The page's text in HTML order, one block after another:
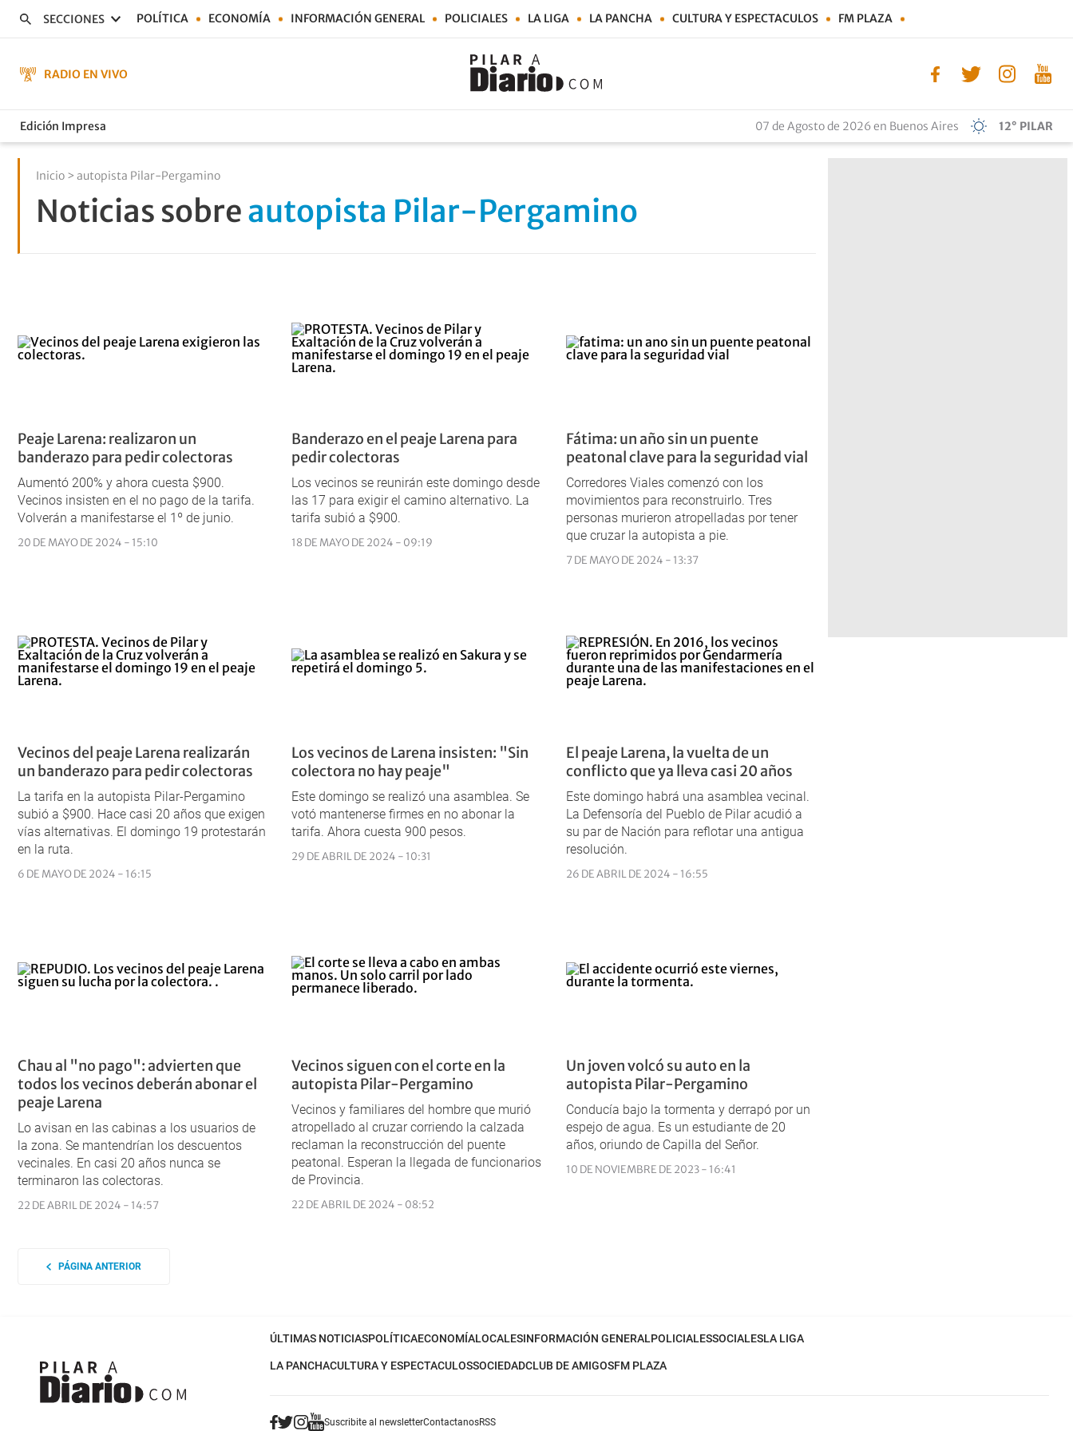
SECCIONES POLÍTICA ECONOMÍA INFORMACIÓN GENERAL POLICIALES LA LIGA LA PANCHA CULTURA Y ESPECTACULOS FM PLAZA
RADIO EN VIVO
Edición Impresa 07 de Agosto de 2026 en Buenos Aires 12° PILAR
Inicio > autopista Pilar-Pergamino
Noticias sobreautopista Pilar-Pergamino
Peaje Larena: realizaron un
banderazo para pedir colectoras
Aumentó 200% y ahora cuesta $900.
Vecinos insisten en el no pago de la tarifa.
Volverán a manifestarse el 1º de junio.
20 DE MAYO DE 2024 - 15:10
Banderazo en el peaje Larena para
pedir colectoras
Los vecinos se reunirán este domingo desde
las 17 para exigir el camino alternativo. La
tarifa subió a $900.
18 DE MAYO DE 2024 - 09:19
Fátima: un año sin un puente
peatonal clave para la seguridad vial
Corredores Viales comenzó con los
movimientos para reconstruirlo. Tres
personas murieron atropelladas por tener
que cruzar la autopista a pie.
7 DE MAYO DE 2024 - 13:37
Vecinos del peaje Larena realizarán
un banderazo para pedir colectoras
La tarifa en la autopista Pilar-Pergamino
subió a $900. Hace casi 20 años que exigen
vías alternativas. El domingo 19 protestarán
en la ruta.
6 DE MAYO DE 2024 - 16:15
Los vecinos de Larena insisten: "Sin
colectora no hay peaje"
Este domingo se realizó una asamblea. Se
votó mantenerse firmes en no abonar la
tarifa. Ahora cuesta 900 pesos.
29 DE ABRIL DE 2024 - 10:31
El peaje Larena, la vuelta de un
conflicto que ya lleva casi 20 años
Este domingo habrá una asamblea vecinal.
La Defensoría del Pueblo de Pilar acudió a
su par de Nación para reflotar una antigua
resolución.
26 DE ABRIL DE 2024 - 16:55
Chau al "no pago": advierten que
todos los vecinos deberán abonar el
peaje Larena
Lo avisan en las cabinas a los usuarios de
la zona. Se mantendrían los descuentos
vecinales. En casi 20 años nunca se
terminaron las colectoras.
22 DE ABRIL DE 2024 - 14:57
Vecinos siguen con el corte en la
autopista Pilar-Pergamino
Vecinos y familiares del hombre que murió
atropellado al cruzar corriendo la calzada
reclaman la reconstrucción del puente
peatonal. Esperan la llegada de funcionarios
de Provincia.
22 DE ABRIL DE 2024 - 08:52
Un joven volcó su auto en la
autopista Pilar-Pergamino
Conducía bajo la tormenta y derrapó por un
espejo de agua. Es un estudiante de 20
años, oriundo de Capilla del Señor.
10 DE NOVIEMBRE DE 2023 - 16:41
PÁGINA ANTERIOR
ÚLTIMAS NOTICIASPOLÍTICAECONOMÍALOCALESINFORMACIÓN GENERALPOLICIALESSOCIALESLA LIGA
LA PANCHACULTURA Y ESPECTACULOSSOCIEDADCLUB DE AMIGOSFM PLAZA
Suscribite al newsletterContactanosRSS